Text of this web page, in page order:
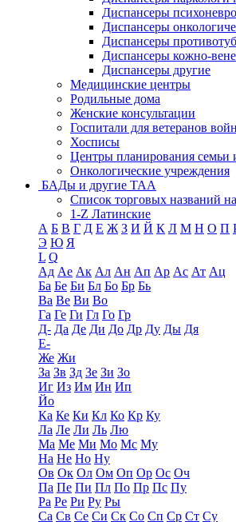
Диспансеры
Диспансеры
Диспансеры
Диспансеры кожно-
Диспансеры другие
Медицинские центры
Родильные дома
Женские консультации
Госпитали для ветеранов войн
Хосписы
Центры планирования семьи
Онкологические учреждения
БАДы и другие ТАА
Список торговых названий
1-Z Латинские
А Б В Г Д Е Ж З И Й К Л М Н О П
Э Ю Я
L Q
Ад Ае Ак Ал Ан Ап Ар Ас Ат Ац
Ба Бе Би Бл Бо Бр Бь
Ва Ве Ви Во
Га Ге Ги Гл Го Гр
Д- Да Де Ди До Др Ду Ды Дя
Е-
Же Жи
За Зв Зд Зе Зи Зо
Иг Из Им Ин Ип
Йо
Ка Ке Ки Кл Ко Кр Ку
Ла Ле Ли Ль Лю
Ма Ме Ми Мо Мс Му
На Не Но Ну
Ов Ок Ол Ом Оп Ор Ос Оч
Па Пе Пи Пл По Пр Пс Пу
Ра Ре Ри Ру Ры
Са Св Се Си Ск Со Сп Ср Ст Су